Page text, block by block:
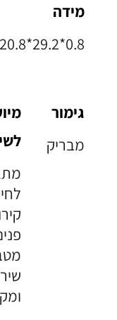
מידה
20.8*29.2*0.8
גימור
מבריק